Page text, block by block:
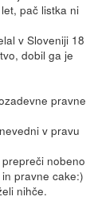
pač listka ni
v Sloveniji 18
dobil ga je
pravne
v pravu
nobeno
pravne cake:)
nihče.